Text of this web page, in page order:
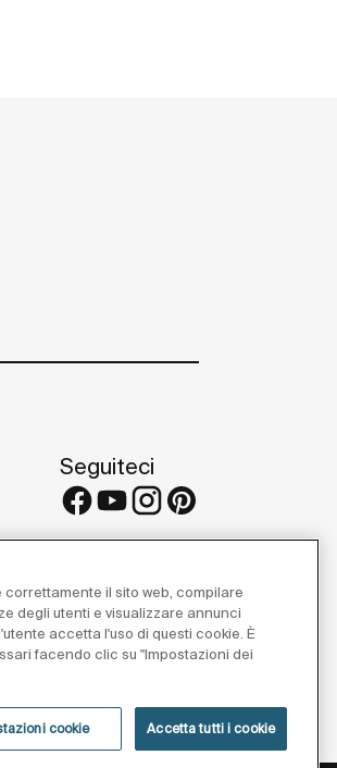
Seguiteci
il sito web, compilare
degli utenti e visualizzare annunci
accetta l'uso di questi cookie. È
facendo clic su "Impostazioni dei
cookie Accetta tutti i cookie